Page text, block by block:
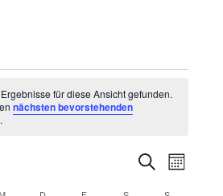
für diese Ansicht gefunden.
nächsten bevorstehenden
.
SUCHE
MONAT